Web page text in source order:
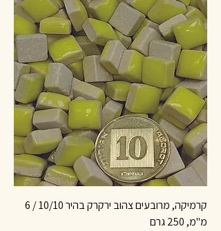
קרמיקה, מרובעים צהוב ירקרק בהיר 10/10 / 6
מ"מ, 250 גרם